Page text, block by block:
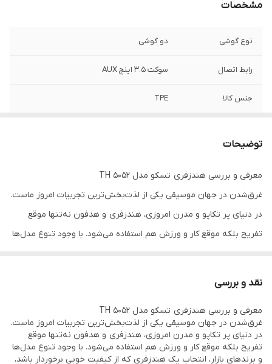
مشخصات
نوع گوشی دو گوشی
رابط اتصال سوکت 3.5 اینچ AUX
جنس کالا TPE
نوع اتصال سیمی
طول کابل
اصالت کالا اصل
اقلام همراه
کارت گارانتی، گیره کابل کوچک، 2 سایز جفت
کپسولی یدک
توضیحات
معرفی و بررسی هندزفری تسکو مدل TH 5052
غرق‌شدن در جهان موسیقی یکی از لذت‌بخش‌ترین تجربیات امروز ماست.
در دنیای پر تکاپو و مدرن امروزی، هندزفری و هدفون نه‌تنها موقع
تفریح بلکه موقع کار و ورزش هم استفاده می‌شود. با وجود تنوع مدل‌ها
کلاسیک و جذاب خواهیم پرداخت.
نقد و بررسی
معرفی و بررسی هندزفری تسکو مدل TH 5052
غرق‌شدن در جهان موسیقی یکی از لذت‌بخش‌ترین تجربیات امروز ماست.
در دنیای پر تکاپو و مدرن امروزی، هندزفری و هدفون نه‌تنها موقع
تفریح بلکه موقع کار و ورزش هم استفاده می‌شود. با وجود تنوع مدل‌ها
و برندهای بازار، انتخاب یک هندزفری که از کیفیت خوبی برخوردار باشد،